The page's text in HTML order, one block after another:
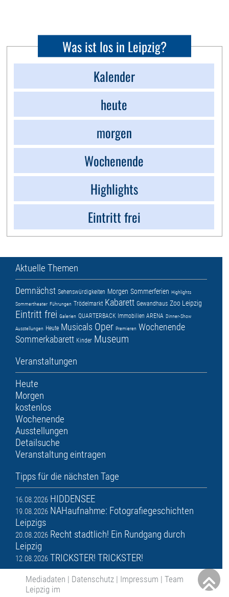
Was ist los in Leipzig?
Kalender
heute
morgen
Wochenende
Highlights
Eintritt frei
Aktuelle Themen
Demnächst Sehenswürdigkeiten Morgen Sommerferien Highlights
Sommertheater Führungen Trödelmarkt Kabarett Gewandhaus Zoo Leipzig
Eintritt frei Galerien QUARTERBACK Immobilien ARENA Dinner-Show
Ausstellungen Heute Musicals Oper Premieren Wochenende
Sommerkabarett Kinder Museum
Veranstaltungen
Heute
Morgen
kostenlos
Wochenende
Ausstellungen
Detailsuche
Veranstaltung eintragen
Tipps für die nächsten Tage
16.08.2026 HIDDENSEE
19.08.2026 NAHaufnahme: Fotografiegeschichten
Leipzigs
20.08.2026 Recht stadtlich! Ein Rundgang durch
Leipzig
12.08.2026 TRICKSTER! TRICKSTER!
Mediadaten | Datenschutz | Impressum | Team
Leipzig im